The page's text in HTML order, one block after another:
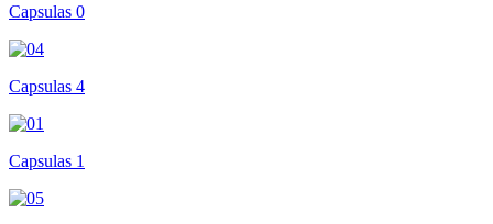
Capsulas 0
Capsulas 4
Capsulas 1